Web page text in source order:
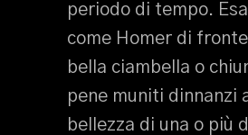
periodo di tempo.
come Homer di
bella ciambella o
pene muniti dinnanzi
bellezza di una o più